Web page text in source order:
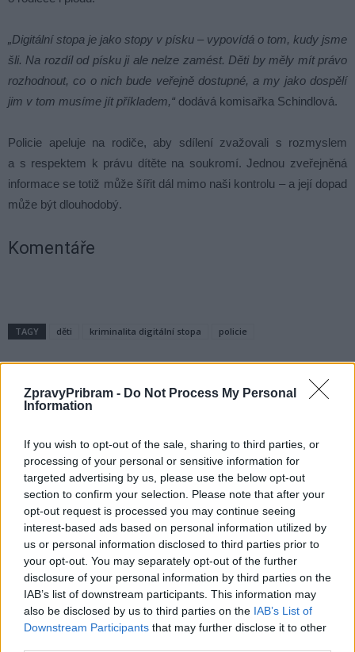
ZpravyPribram - Do Not Process My Personal
Information
If you wish to opt-out of the sale, sharing to third parties, or
processing of your personal or sensitive information for
targeted advertising by us, please use the below opt-out
section to confirm your selection. Please note that after your
opt-out request is processed you may continue seeing
interest-based ads based on personal information utilized by
us or personal information disclosed to third parties prior to
your opt-out. You may separately opt-out of the further
disclosure of your personal information by third parties on the
IAB’s list of downstream participants. This information may
also be disclosed by us to third parties on the IAB’s List of
Downstream Participants that may further disclose it to other
„Digitální stopa je jako stopy v písku – vypovídá o tom, kudy jsme
šli. Na rozdíl od písku ji ale nelze zamést. Děti by měly mít právo
rozhodnout, co o nich bude veřejně dostupné, a my jako dospělí
jim v tom musíme jít příkladem,“ dodává komisařka Schindlová.
Policie apeluje na rodiče, aby sdílení zvažovali s rozmyslem
a s respektem k právu dítěte na soukromí. Jednou zveřejněná
informace se totiž může šířit dál mimo naši kontrolu – a její dopad
může být dlouhodobý.
Komentáře
TAGY děti kriminalita digitální stopa policie
Předchozí článek
Ohlédnutí za Korzem Obora
Následující článek
Příbram politicky žhavá: Po
koalici Spolu dorazí i Vrabel
a Sládek
SOUVISEJÍCÍ ČLÁNKY
VÍCE OD AUTORA